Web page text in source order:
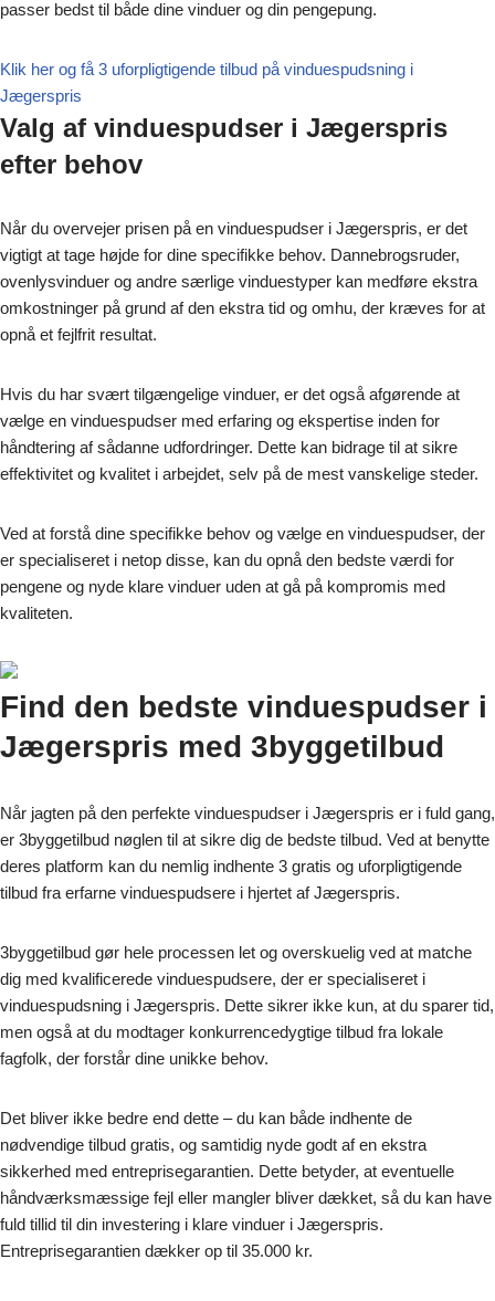
passer bedst til både dine vinduer og din pengepung.
Klik her og få 3 uforpligtigende tilbud på vinduespudsning i
Jægerspris
Valg af vinduespudser i Jægerspris
efter behov
Når du overvejer prisen på en vinduespudser i Jægerspris, er det
vigtigt at tage højde for dine specifikke behov. Dannebrogsruder,
ovenlysvinduer og andre særlige vinduestyper kan medføre ekstra
omkostninger på grund af den ekstra tid og omhu, der kræves for at
opnå et fejlfrit resultat.
Hvis du har svært tilgængelige vinduer, er det også afgørende at
vælge en vinduespudser med erfaring og ekspertise inden for
håndtering af sådanne udfordringer. Dette kan bidrage til at sikre
effektivitet og kvalitet i arbejdet, selv på de mest vanskelige steder.
Ved at forstå dine specifikke behov og vælge en vinduespudser, der
er specialiseret i netop disse, kan du opnå den bedste værdi for
pengene og nyde klare vinduer uden at gå på kompromis med
kvaliteten.
Find den bedste vinduespudser i
Jægerspris med 3byggetilbud
Når jagten på den perfekte vinduespudser i Jægerspris er i fuld gang,
er 3byggetilbud nøglen til at sikre dig de bedste tilbud. Ved at benytte
deres platform kan du nemlig indhente 3 gratis og uforpligtigende
tilbud fra erfarne vinduespudsere i hjertet af Jægerspris.
3byggetilbud gør hele processen let og overskuelig ved at matche
dig med kvalificerede vinduespudsere, der er specialiseret i
vinduespudsning i Jægerspris. Dette sikrer ikke kun, at du sparer tid,
men også at du modtager konkurrencedygtige tilbud fra lokale
fagfolk, der forstår dine unikke behov.
Det bliver ikke bedre end dette – du kan både indhente de
nødvendige tilbud gratis, og samtidig nyde godt af en ekstra
sikkerhed med entreprisegarantien. Dette betyder, at eventuelle
håndværksmæssige fejl eller mangler bliver dækket, så du kan have
fuld tillid til din investering i klare vinduer i Jægerspris.
Entreprisegarantien dækker op til 35.000 kr.